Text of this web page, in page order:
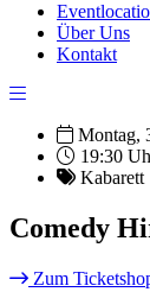
Über Uns
Kontakt
Montag,
19:30
Kabarett
Comedy
Zum